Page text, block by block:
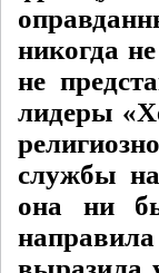
никогда
не
лидеры
службы
она ни